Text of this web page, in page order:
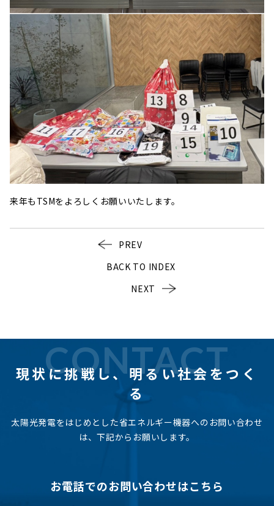
来年もTSMをよろしくお願いいたします。
PREV
BACK TO INDEX
NEXT
CONTACT
現状に挑戦し、明るい社会をつく
る
太陽光発電をはじめとした省エネルギー機器へのお問い合わせ
は、下記からお願いします。
お電話でのお問い合わせはこちら